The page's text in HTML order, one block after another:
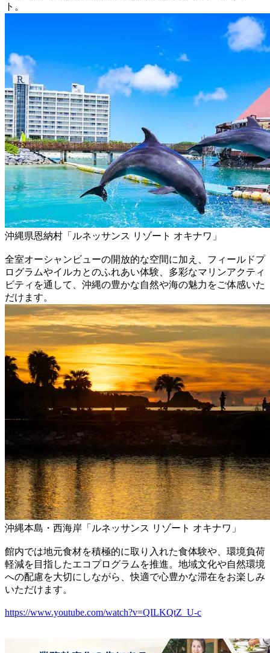
ト。
沖縄県恩納村「ルネッサンス リゾート オキナワ」
全室オーシャンビューの開放的な空間に加え、フィールドプ
ログラムやイルカとのふれあい体験、多彩なマリンアクティ
ビティを通して、沖縄の豊かな自然や海の魅力をご体感いた
だけます。
沖縄本島・西海岸「ルネッサンス リゾート オキナワ」
館内では地元食材を積極的に取り入れた食体験や、環境負荷
軽減を目指したエコプログラムを推進。地域文化や自然環境
への配慮を大切にしながら、快適で心豊かな滞在をお楽しみ
いただけます。
https://www.youtube.com/watch?v=QILKQtZ_U-c